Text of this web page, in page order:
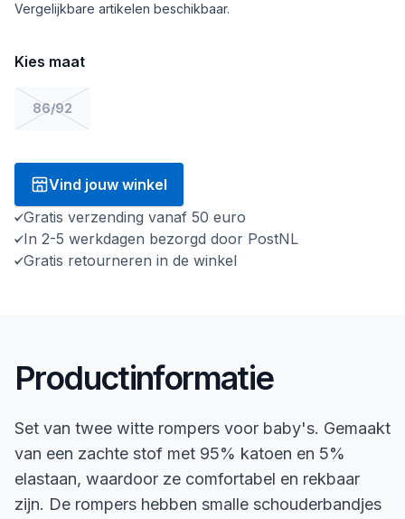
Vergelijkbare artikelen beschikbaar.
Kies maat
86/92
Vind jouw winkel
Gratis verzending vanaf 50 euro
In 2-5 werkdagen bezorgd door PostNL
Gratis retourneren in de winkel
Productinformatie
Set van twee witte rompers voor baby's. Gemaakt
van een zachte stof met 95% katoen en 5%
elastaan, waardoor ze comfortabel en rekbaar
zijn. De rompers hebben smalle schouderbandjes